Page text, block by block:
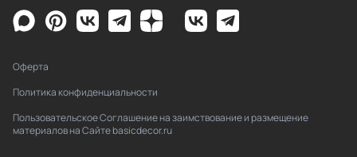
Оферта
Политика конфиденциальности
Пользовательское Соглашение на заимствование и размещение
материалов на Сайте basicdecor.ru